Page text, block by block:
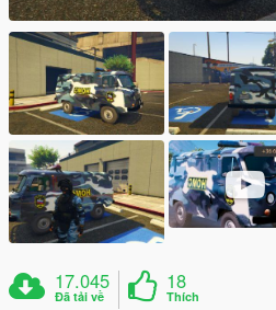
17.045
Đã tải về
18
Thích